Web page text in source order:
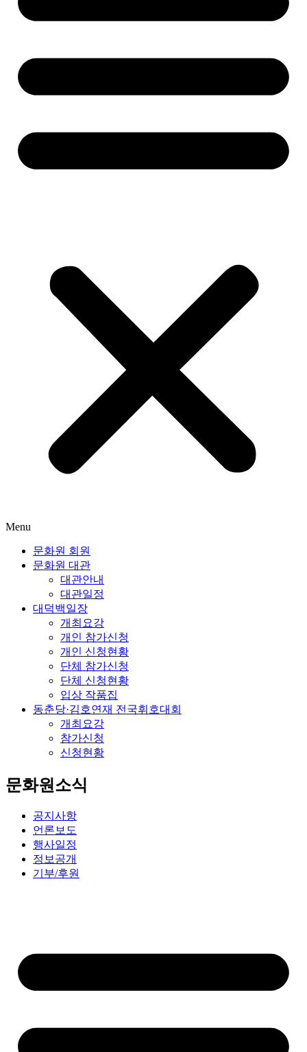
Menu
문화원 회원
문화원 대관
대관안내
대관일정
대덕백일장
개최요강
개인 참가신청
개인 신청현황
단체 참가신청
단체 신청현황
입상 작품집
동춘당·김호연재 전국휘호대회
개최요강
참가신청
신청현황
문화원소식
공지사항
언론보도
행사일정
정보공개
기부/후원